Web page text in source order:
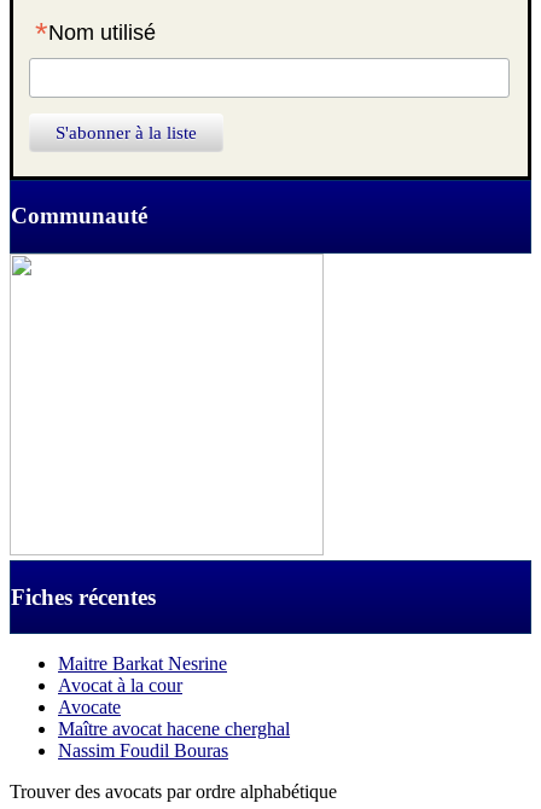
*Nom utilisé
Communauté
Fiches récentes
Maitre Barkat Nesrine
Avocat à la cour
Avocate
Maître avocat hacene cherghal
Nassim Foudil Bouras
Trouver des avocats par ordre alphabétique